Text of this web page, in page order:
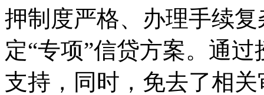
押制度严格、办理手续
定“专项”信贷方案。通
支持，同时，免去了相